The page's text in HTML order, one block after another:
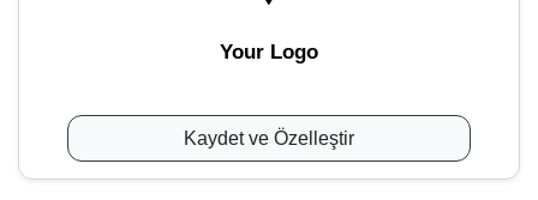
Your Logo
Kaydet ve Özelleştir